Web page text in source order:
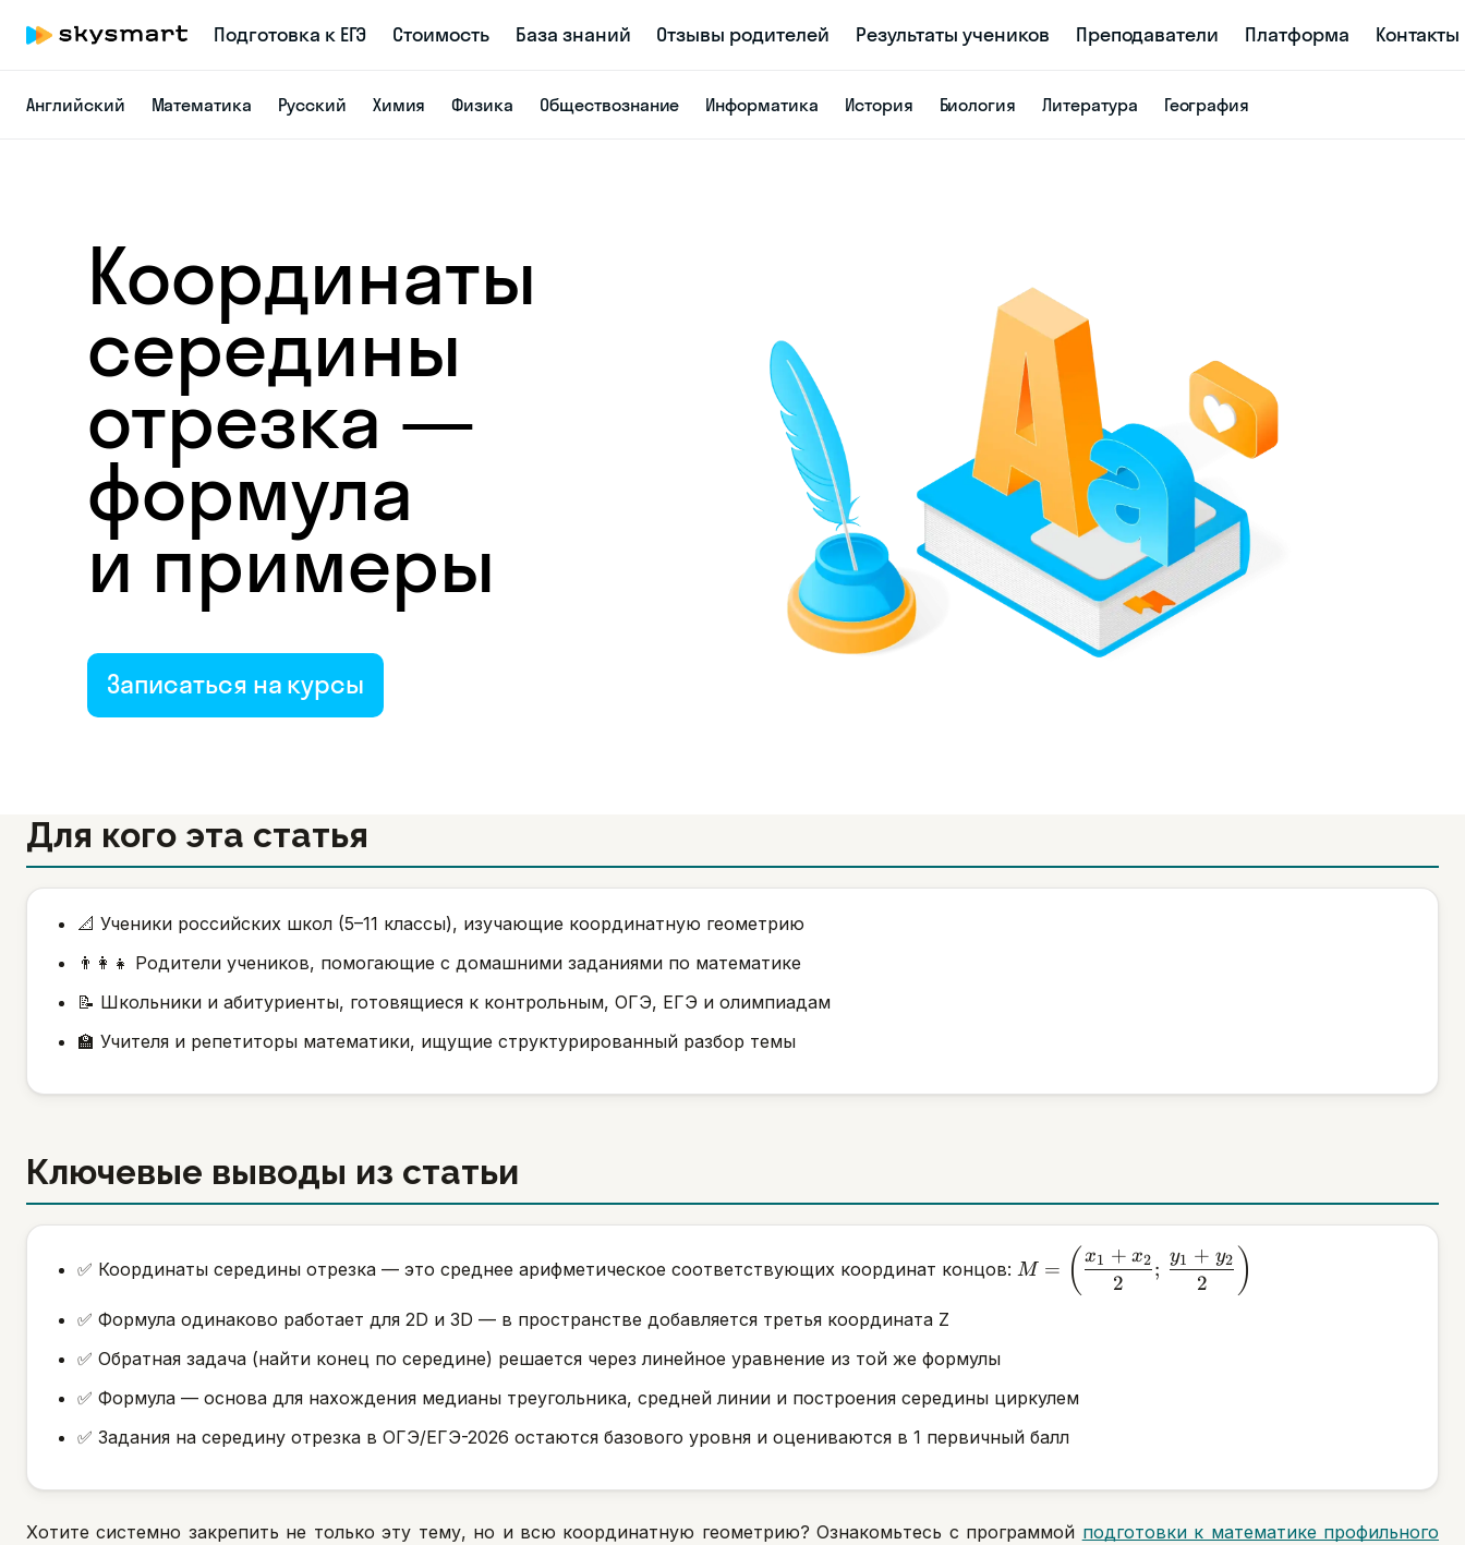
Подготовка к ЕГЭ Стоимость База знаний Отзывы родителей Результаты учеников Преподаватели Платформа Контакты
Английский Математика Русский Химия Физика Обществознание Информатика История Биология Литература География
Координаты
середины
отрезка —
формула
и примеры
Записаться на курсы
Для кого эта статья
📐 Ученики российских школ (5–11 классы), изучающие координатную геометрию
👨‍👩‍👧 Родители учеников, помогающие с домашними заданиями по математике
📝 Школьники и абитуриенты, готовящиеся к контрольным, ОГЭ, ЕГЭ и олимпиадам
🏫 Учителя и репетиторы математики, ищущие структурированный разбор темы
Ключевые выводы из статьи
✅ Координаты середины отрезка — это среднее арифметическое соответствующих координат концов:
M =
\left(\dfrac{x_1+x_2}
M = ( 2
x1 + x2 ;
2
y1 + y2 )
✅ Формула одинаково работает для 2D и 3D — в пространстве добавляется третья координата Z
✅ Обратная задача (найти конец по середине) решается через линейное уравнение из той же формулы
✅ Формула — основа для нахождения медианы треугольника, средней линии и построения середины циркулем
✅ Задания на середину отрезка в ОГЭ/ЕГЭ-2026 остаются базового уровня и оцениваются в 1 первичный балл
Хотите системно закрепить не только эту тему, но и всю координатную геометрию? Ознакомьтесь с программой подготовки к математике профильного